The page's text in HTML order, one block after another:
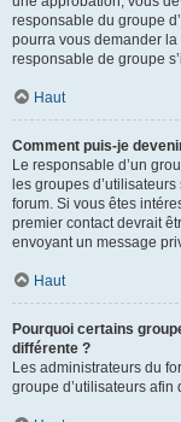
responsable du groupe
pourra vous demander
responsable de groupe
Haut
Comment puis-je
Le responsable d’un
les groupes
forum. Si vous êtes
premier contact devrait
envoyant un message
Haut
Pourquoi certains
différente ?
Les administrateurs du
groupe d’utilisateurs